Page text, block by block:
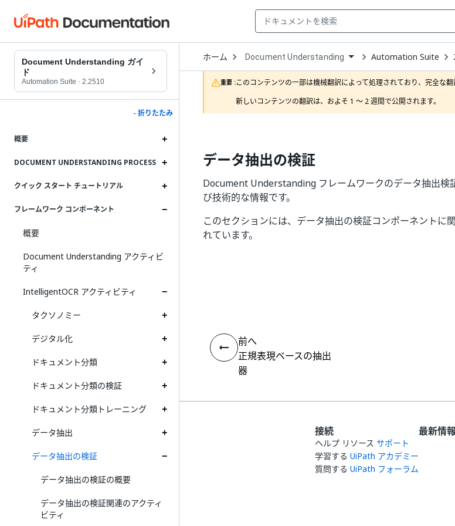
Document Understanding ガイ
ド
Automation Suite · 2.2510
- 折りたたみ
概要
DOCUMENT UNDERSTANDING PROCESS
クイック スタート チュートリアル
フレームワーク コンポーネント
概要
Document Understanding アクティビ
ティ
IntelligentOCR アクティビティ
タクソノミー
デジタル化
ドキュメント分類
ドキュメント分類の検証
ドキュメント分類トレーニング
データ抽出
データ抽出の検証
データ抽出の検証の概要
データ抽出の検証関連のアクティ
ビティ
ホーム Open
Dropdown
to
choose
product
Document Understanding Automation Suite
重要 :このコンテンツの一部は機械翻訳によって処理されており、完全な
新しいコンテンツの翻訳は、およそ 1 ～ 2 週間で公開されます。
データ抽出の検証
Document Understanding フレームワークのデータ抽出検
び技術的な情報です。
このセクションには、データ抽出の検証コンポーネントに
れています。
前へ
正規表現ベースの抽出
器
接続
ヘルプ リソース サポート
学習する UiPath アカデミー
質問する UiPath フォーラム
最新情